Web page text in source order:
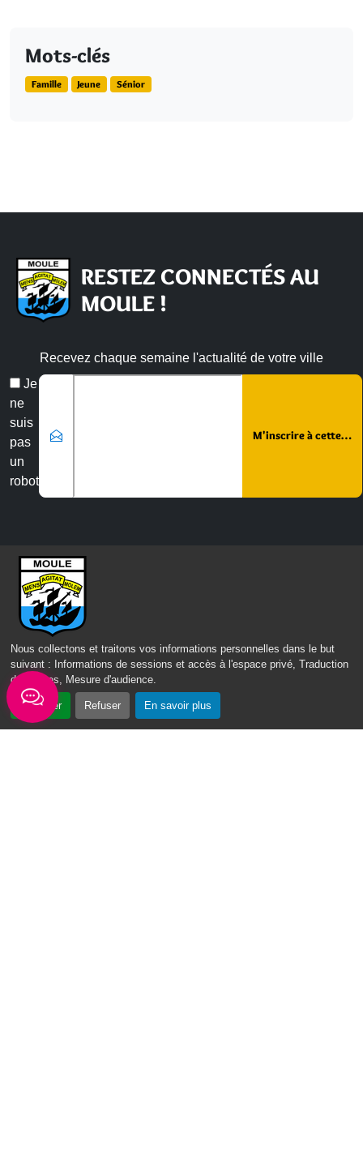
Nous collectons et traitons vos informations personnelles dans le but
suivant :
Informations de sessions et accès à l'espace privé, Traduction
des pages, Mesure d'audience.
Accepter Refuser En savoir plus
Mots-clés
Famille Jeune Sénior
RESTEZ CONNECTÉS AU
MOULE !
Recevez chaque semaine l'actualité de votre ville
Je
ne
suis
pas
un
robot
Email
Nous contacter
Mairie du Moule,
rue Joffre 97 160 Le Moule